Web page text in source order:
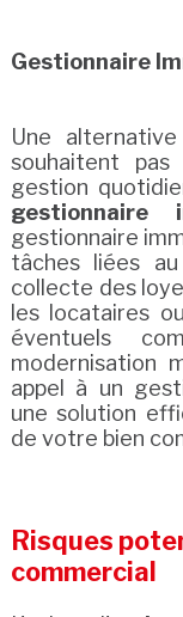
Gestionnaire
Une
souhaitent
gestion
gestionnaire
gestionnaire
tâches liées
collecte des
les locataires
éventuels
modernisation
appel à un
une solution
de votre bien
Risques
commercial